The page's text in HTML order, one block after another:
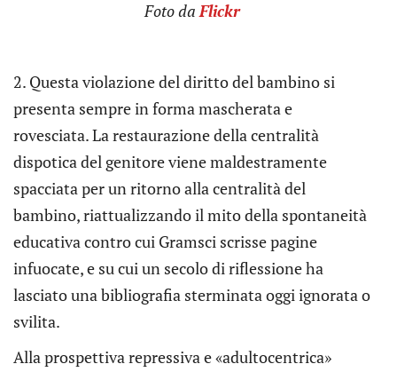
Foto daFlickr
2. Questa violazione del diritto del bambino si
presenta sempre in forma mascherata e
rovesciata. La restaurazione della centralità
dispotica del genitore viene maldestramente
spacciata per un ritorno alla centralità del
bambino, riattualizzando il mito della spontaneità
educativa contro cui Gramsci scrisse pagine
infuocate, e su cui un secolo di riflessione ha
lasciato una bibliografia sterminata oggi ignorata o
svilita.
Alla prospettiva repressiva e «adultocentrica»